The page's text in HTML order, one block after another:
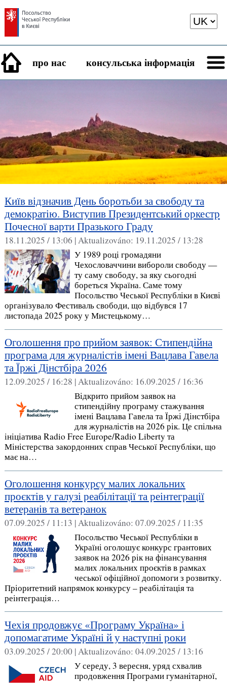
про нас консульська інформація
Київ відзначив День боротьби за свободу та
демократію. Виступив Президентський оркестр
Почесної варти Празького Граду
18.11.2025 / 13:06 |Aktualizováno: 19.11.2025 / 13:28
У 1989 році громадяни
Чехословаччини вибороли свободу —
ту саму свободу, за яку сьогодні
бореться Україна. Саме тому
Посольство Чеської Республіки в Києві
організувало Фестиваль свободи, що відбувся 17
листопада 2025 року у Мистецькому…
Оголошення про прийом заявок: Стипендійна
програма для журналістів імені Вацлава Гавела
та Їржі Дінстбіра 2026
12.09.2025 / 16:28 |Aktualizováno: 16.09.2025 / 16:36
Відкрито прийом заявок на
стипендійну програму стажування
імені Вацлава Гавела та Їржі Дінстбіра
для журналістів на 2026 рік. Це спільна
ініціатива Radio Free Europe/Radio Liberty та
Міністерства закордонних справ Чеської Республіки, що
має на…
Оголошення конкурсу малих локальних
проєктів у галузі реабілітації та реінтеграції
ветеранів та ветеранок
07.09.2025 / 11:13 |Aktualizováno: 07.09.2025 / 11:35
Посольство Чеської Республіки в
Україні оголошує конкурс грантових
заявок на 2026 рік на фінансування
малих локальних проєктів в рамках
чеської офіційної допомоги з розвитку.
Пріоритетний напрямок конкурсу – реабілітація та
реінтеграція…
Чехія продовжує «Програму Україна» і
допомагатиме Україні й у наступні роки
03.09.2025 / 20:00 |Aktualizováno: 04.09.2025 / 13:16
У середу, 3 вересня, уряд схвалив
продовження Програми гуманітарної,